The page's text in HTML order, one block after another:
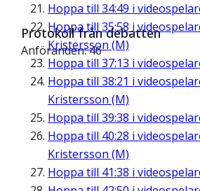
Hoppa till 34:49 i
Hoppa till 35:58 i
Kristersson (M)
Hoppa till 37:13 i
Hoppa till 38:21 i
Kristersson (M)
Hoppa till 39:38 i
Hoppa till 40:28 i
Kristersson (M)
Hoppa till 41:38 i
Protokoll från debatten
Anföranden: 46